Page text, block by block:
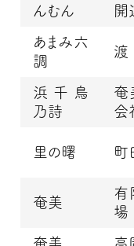
んむん
開
あまみ六
調
渡
浜千鳥
乃詩
奄
会
里の曙 町
奄美
有
場